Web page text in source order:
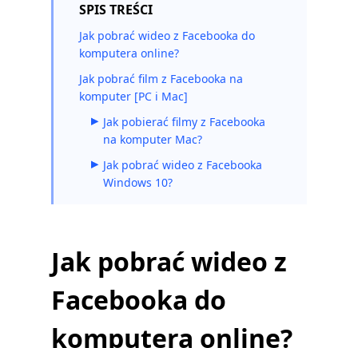
SPIS TREŚCI
Jak pobrać wideo z Facebooka do
komputera online?
Jak pobrać film z Facebooka na
komputer [PC i Mac]
Jak pobierać filmy z Facebooka
na komputer Mac?
Jak pobrać wideo z Facebooka
Windows 10?
Jak pobrać wideo z
Facebooka do
komputera online?